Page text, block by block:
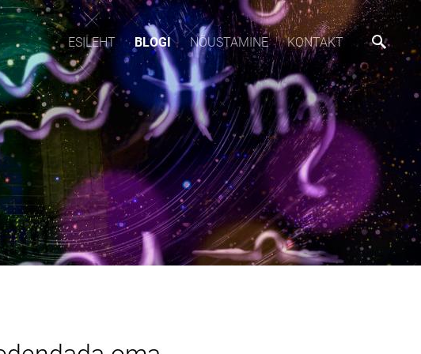
ESILEHT BLOGI NÕUSTAMINE KONTAKT